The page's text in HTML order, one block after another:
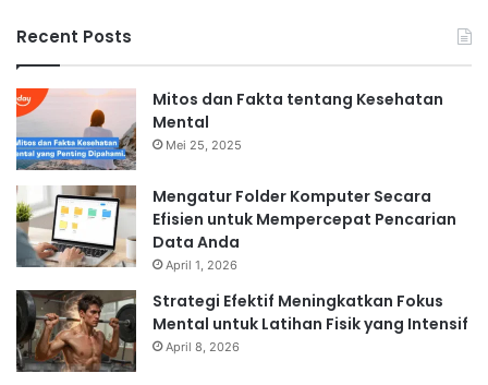
Recent Posts
Mitos dan Fakta tentang Kesehatan
Mental
Mei 25, 2025
Mengatur Folder Komputer Secara
Efisien untuk Mempercepat Pencarian
Data Anda
April 1, 2026
Strategi Efektif Meningkatkan Fokus
Mental untuk Latihan Fisik yang Intensif
April 8, 2026